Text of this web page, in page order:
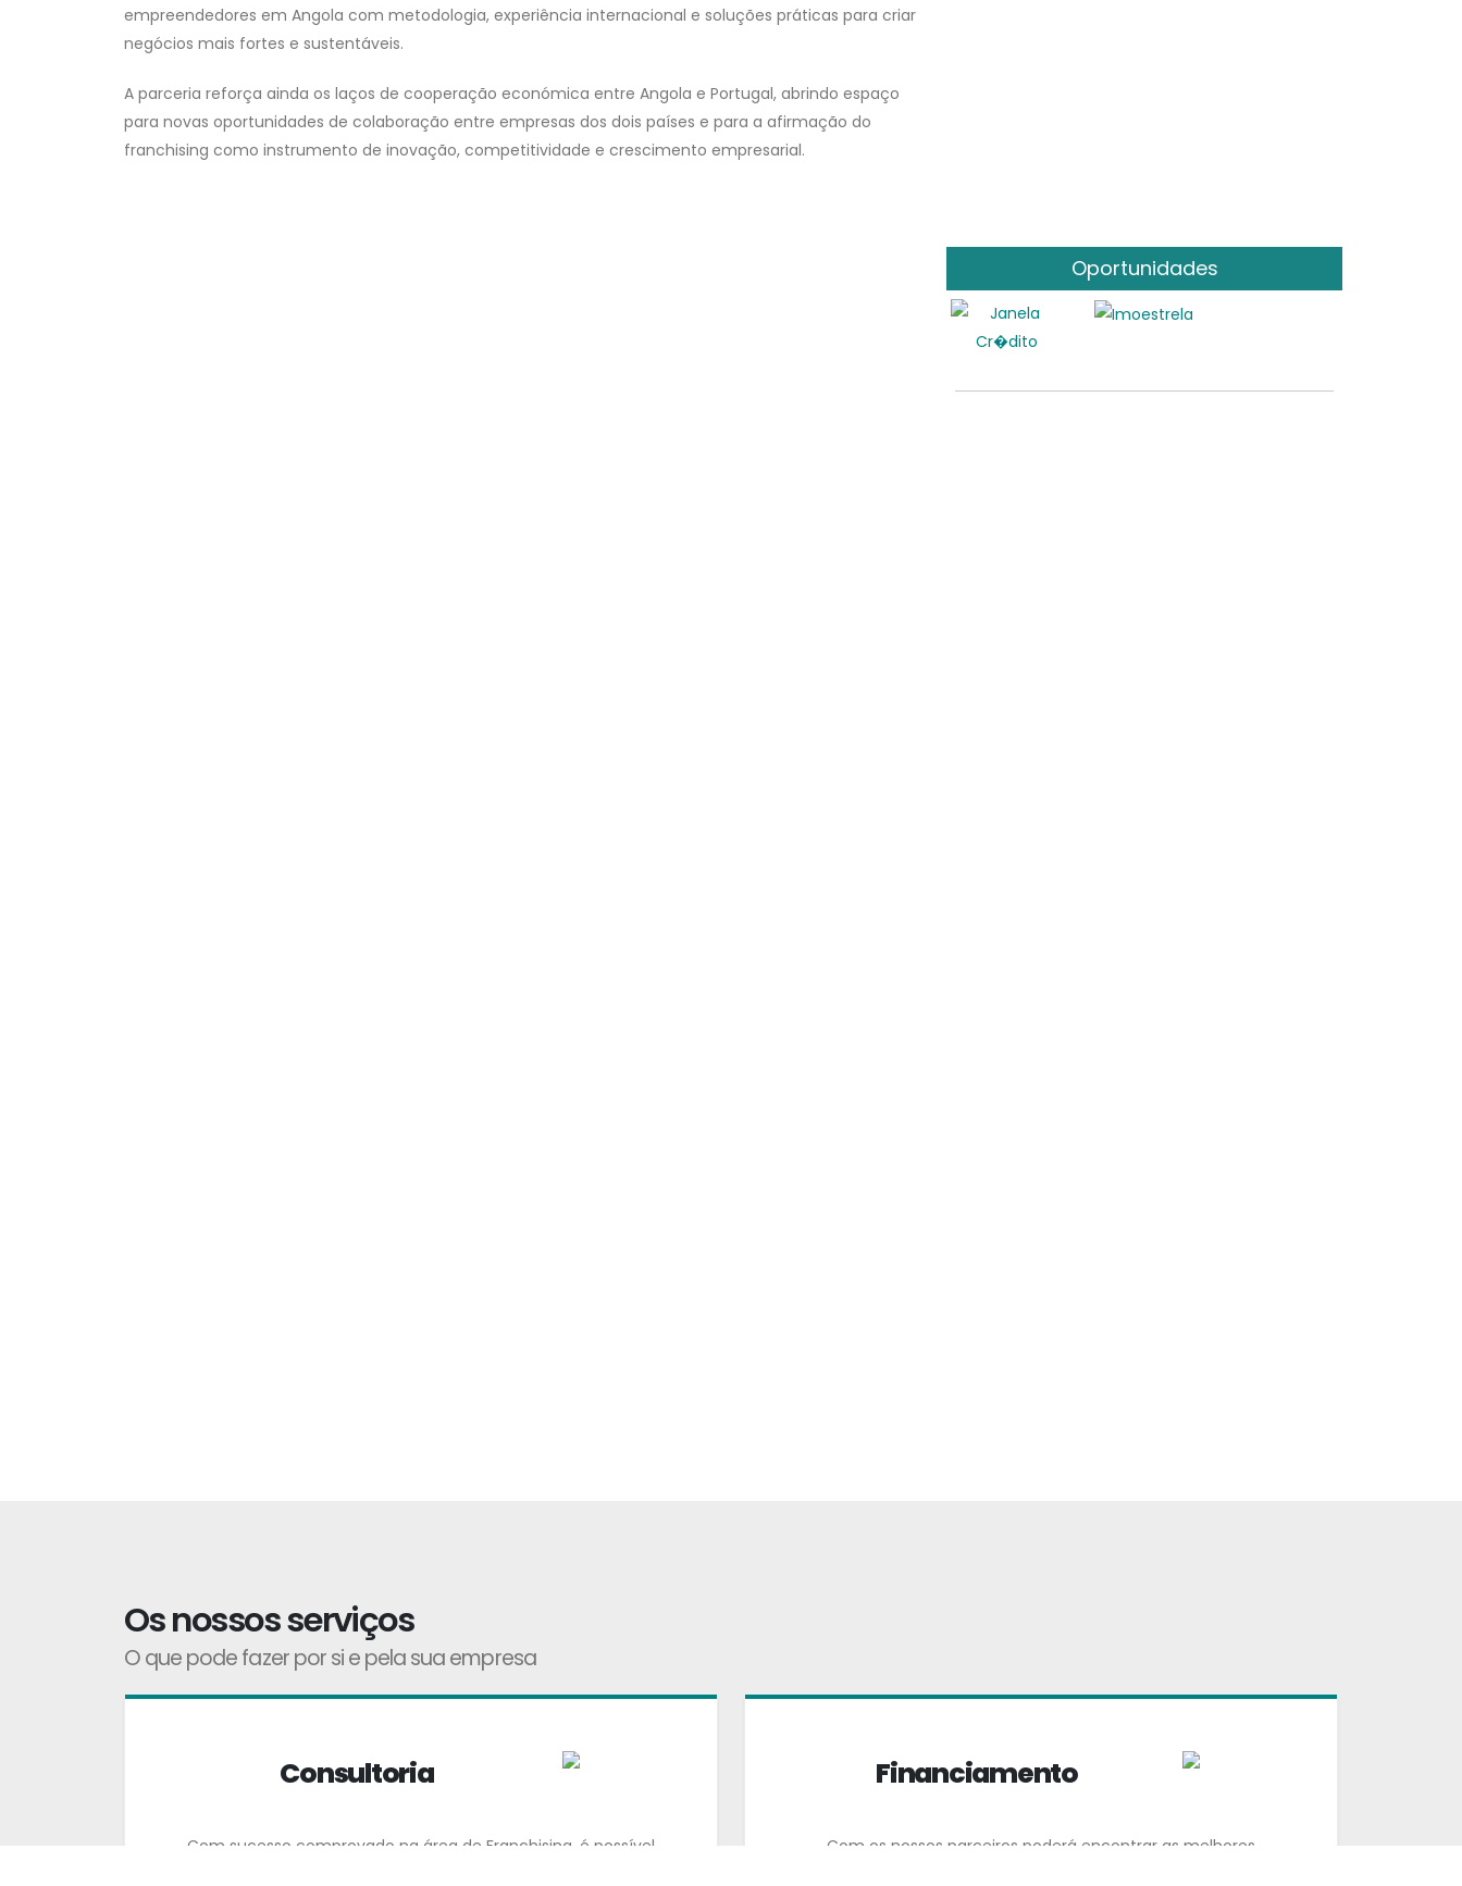
empreendedores em Angola com metodologia, experiência internacional e soluções práticas para criar
negócios mais fortes e sustentáveis.
A parceria reforça ainda os laços de cooperação económica entre Angola e Portugal, abrindo espaço
para novas oportunidades de colaboração entre empresas dos dois países e para a afirmação do
franchising como instrumento de inovação, competitividade e crescimento empresarial.
Oportunidades
Os nossos serviços
O que pode fazer por si e pela sua empresa
Consultoria
Com sucesso comprovado na área de Franchising, é possível
Financiamento
Com os nossos parceiros poderá encontrar as melhores